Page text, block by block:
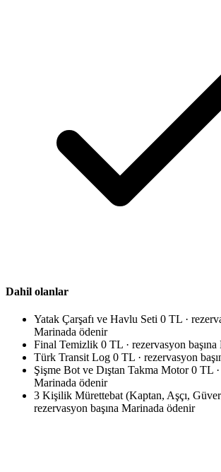
Dahil olanlar
Yatak Çarşafı ve Havlu Seti 0 TL ·
Marinada ödenir
Final Temizlik 0 TL · rezervasyon başına
Türk Transit Log 0 TL · rezervasyon
Şişme Bot ve Dıştan Takma Motor 0 TL ·
Marinada ödenir
3 Kişilik Mürettebat (Kaptan, Aşçı,
rezervasyon başına Marinada ödenir